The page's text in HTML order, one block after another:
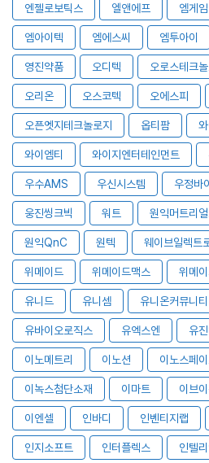
엔젤로보틱스 엘앤에프 엠게임
엠아이텍 엠에스씨 엠투아이
영진약품 오디텍 오로스테크놀
오리온 오스코텍 오에스피
오픈엣지테크놀로지 옵티팜
와이엠티 와이지엔터테인먼트
우수AMS 우신시스템 우정바
웅진씽크빅 워트 원익머트리
원익QnC 원텍 웨이브일렉트
위메이드 위메이드맥스 위메이
유니드 유니셈 유니온커뮤니티
유바이오로직스 유엑스엔 유
이노메트리 이노션 이노스페
이녹스첨단소재 이마트 이브
이엔셀 인바디 인벤티지랩
인지소프트 인터플렉스 인텔